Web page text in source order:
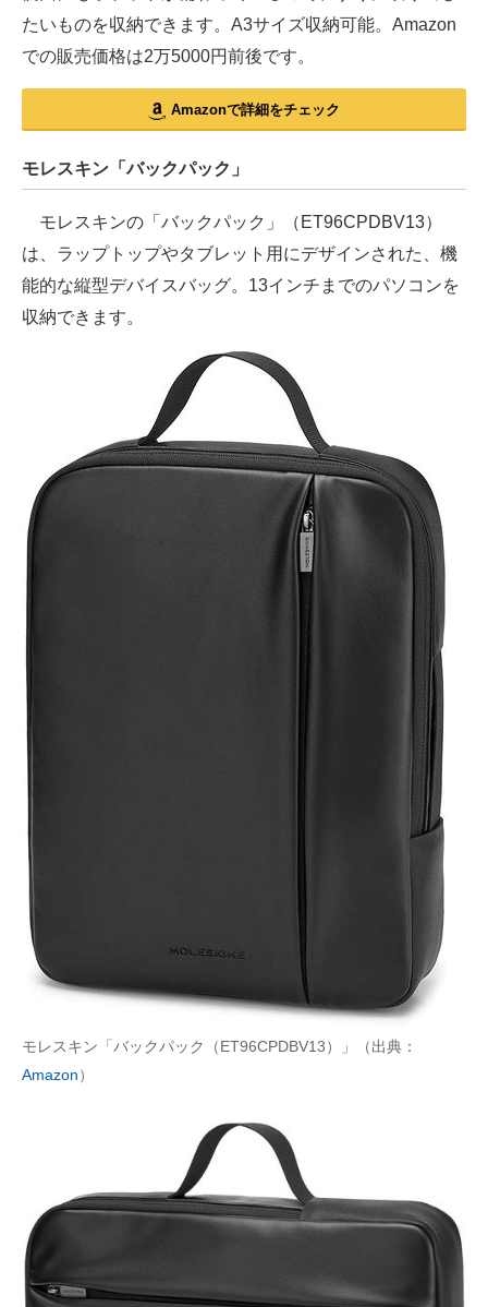
たいものを収納できます。A3サイズ収納可能。Amazon
での販売価格は2万5000円前後です。
Amazonで詳細をチェック
モレスキン「バックパック」
モレスキンの「バックパック」（ET96CPDBV13）
は、ラップトップやタブレット用にデザインされた、機
能的な縦型デバイスバッグ。13インチまでのパソコンを
収納できます。
モレスキン「バックパック（ET96CPDBV13）」（出典：
Amazon）